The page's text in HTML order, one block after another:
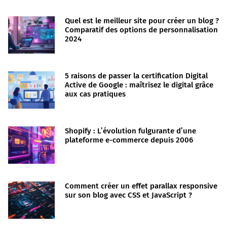
Quel est le meilleur site pour créer un blog ?
Comparatif des options de personnalisation
2024
5 raisons de passer la certification Digital
Active de Google : maîtrisez le digital grâce
aux cas pratiques
Shopify : L’évolution fulgurante d’une
plateforme e-commerce depuis 2006
Comment créer un effet parallax responsive
sur son blog avec CSS et JavaScript ?